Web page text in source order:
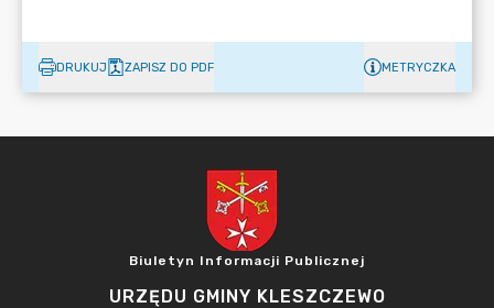
DRUKUJ ZAPISZ DO PDF METRYCZKA
Biuletyn Informacji Publicznej
URZĘDU GMINY KLESZCZEWO